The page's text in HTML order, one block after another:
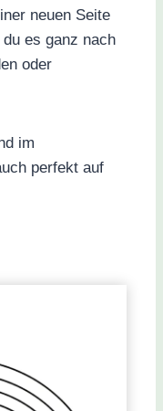
neuen Seite
es ganz nach
oder
im
perfekt auf